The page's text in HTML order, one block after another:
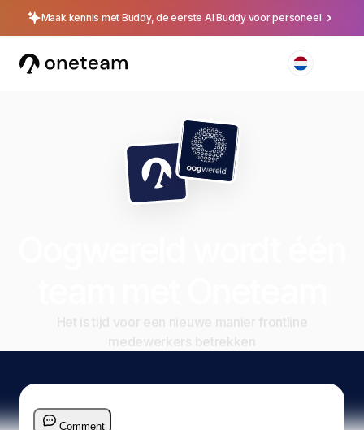
Maak kennis met Buddy, de eerste AI Buddy voor personeel